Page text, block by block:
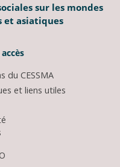
sur les mondes
et asiatiques
du CESSMA
et liens utiles